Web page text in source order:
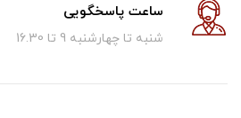
ساعت پاسخگویی
شنبه تا چهارشنبه 9 تا 16.30